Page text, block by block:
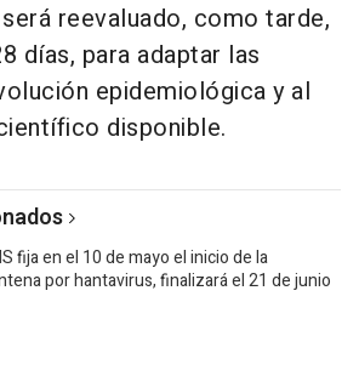
reevaluado, como tarde,
días, para adaptar las
epidemiológica y al
disponible.
fija en el 10 de mayo el inicio de la
por hantavirus, finalizará el 21 de junio